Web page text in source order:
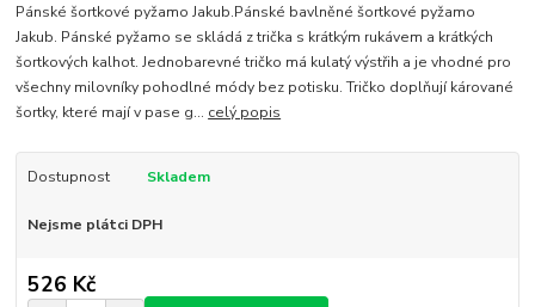
Pánské šortkové pyžamo Jakub.Pánské bavlněné šortkové pyžamo
Jakub. Pánské pyžamo se skládá z trička s krátkým rukávem a krátkých
šortkových kalhot. Jednobarevné tričko má kulatý výstřih a je vhodné pro
všechny milovníky pohodlné módy bez potisku. Tričko doplňují kárované
šortky, které mají v pase g... celý popis
Dostupnost Skladem
Nejsme plátci DPH
526 Kč